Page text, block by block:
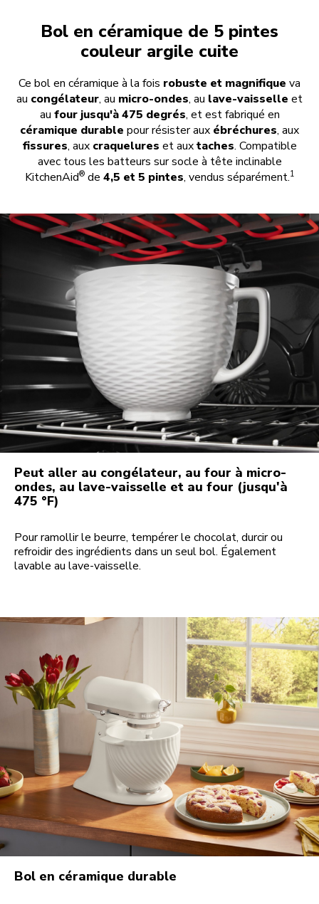
Bol en céramique de 5 pintes
couleur argile cuite
Ce bol en céramique à la fois robuste et magnifique va
au congélateur, au micro-ondes, au lave-vaisselle et
au four jusqu'à 475 degrés, et est fabriqué en
céramique durable pour résister aux ébréchures, aux
fissures, aux craquelures et auxtaches. Compatible
avec tous les batteurs sur socle à tête inclinable
KitchenAid®de 4,5 et 5 pintes, vendus séparément.1
Peut aller au congélateur, au four à micro-
ondes, au lave-vaisselle et au four (jusqu'à
475 °F)
Pour ramollir le beurre, tempérer le chocolat, durcir ou
refroidir des ingrédients dans un seul bol. Également
lavable au lave-vaisselle.
Bol en céramique durable